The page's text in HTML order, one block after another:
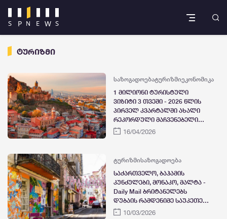
ტურიზმი
საზოგადოებატურიზმიეკონომიკა
1 მილიონი ტურისტული
ვიზიტი 3 თვეში - 2026 წლის
პირველ კვარტალში ახალი
რეკორდული მაჩვენებელი
დაფიქსირდა
16/04/2026
ტურიზმისაზოგადოება
საქართველო, ბაჰამის
კუნძულები, მონაკო, მალტა -
Daily Mail ბრიტანელებს
დუბაის რამდენიმე საუკეთესო
ალტერნატივას სთავაზობს
10/03/2026